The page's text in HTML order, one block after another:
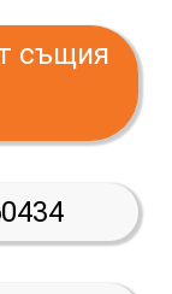
същия